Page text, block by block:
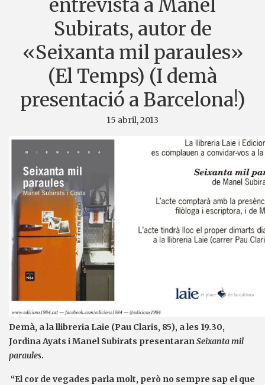
entrevista a Manel
Subirats, autor de
«Seixanta mil paraules»
(El Temps) (I demà
presentació a Barcelona!)
15 abril, 2013
Demà, a la llibreria Laie (Pau Claris, 85), a les 19.30,
Jordina Ayats i Manel Subirats presentaranSeixanta mil
paraules.
“El cor de vegades parla molt, però no sempre sap el que